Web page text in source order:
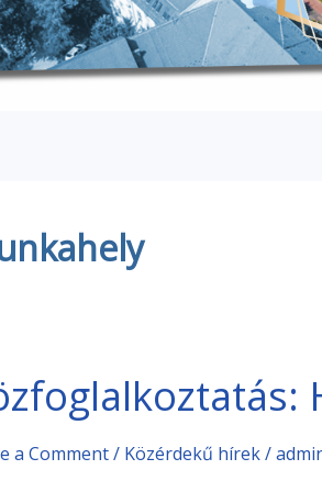
a Comment/ Közérdekű hírek/